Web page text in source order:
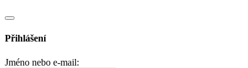
Přihlášení
Jméno nebo e-mail: